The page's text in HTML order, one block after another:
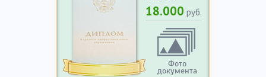
18.000 руб.
Фото
документа